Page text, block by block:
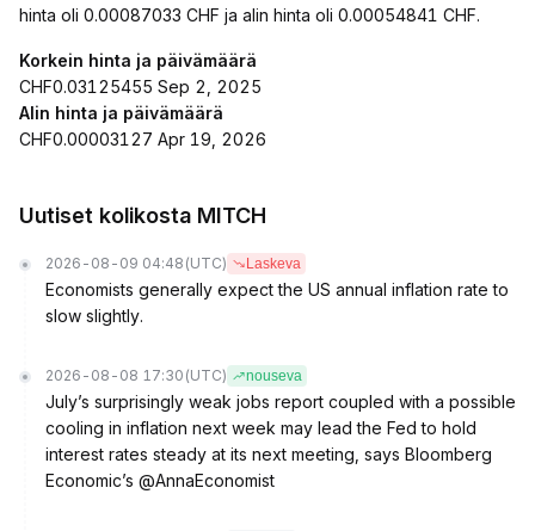
hinta oli 0.00087033 CHF ja alin hinta oli 0.00054841 CHF.
Korkein hinta ja päivämäärä
CHF0.03125455 Sep 2, 2025
Alin hinta ja päivämäärä
CHF0.00003127 Apr 19, 2026
Uutiset kolikosta MITCH
2026-08-09 04:48 (UTC) Laskeva
Economists generally expect the US annual inflation rate to
slow slightly.
2026-08-08 17:30 (UTC) nouseva
July’s surprisingly weak jobs report coupled with a possible
cooling in inflation next week may lead the Fed to hold
interest rates steady at its next meeting, says Bloomberg
Economic’s @AnnaEconomist